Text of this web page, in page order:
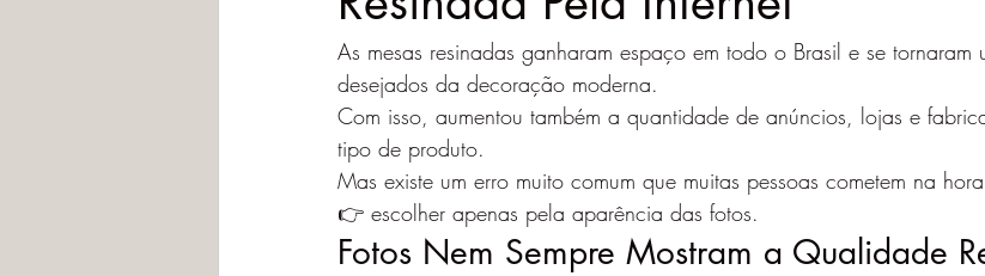
As mesas resinadas ganharam espaço em todo o Brasil e se tornaram
desejados da decoração moderna.
Com isso, aumentou também a quantidade de anúncios, lojas e
tipo de produto.
Mas existe um erro muito comum que muitas pessoas cometem na
👉 escolher apenas pela aparência das fotos.
Fotos Nem Sempre Mostram a Qualidade